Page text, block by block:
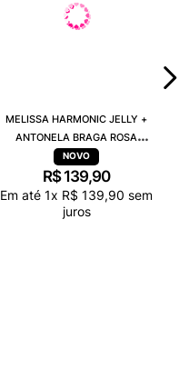
MELISSA HARMONIC JELLY +
ANTONELA BRAGA ROSA
TRANSPARENTE 38263
R$ 139,90
Em até 1x R$ 139,90 sem
juros